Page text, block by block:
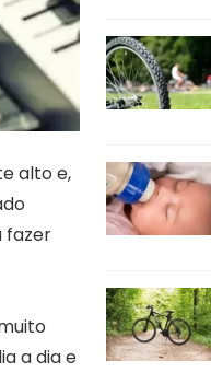
alto e,
fazer
a dia e